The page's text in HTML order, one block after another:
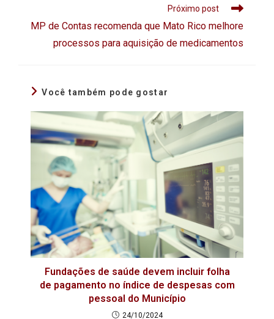
Próximo post
MP de Contas recomenda que Mato Rico melhore
processos para aquisição de medicamentos
Você também pode gostar
Fundações de saúde devem incluir folha
de pagamento no índice de despesas com
pessoal do Município
24/10/2024